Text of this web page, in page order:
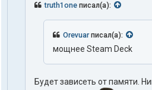
truth1one писал(а):
Orevuarписал(а):
мощнее Steam Deck
Будет зависеть от памяти.